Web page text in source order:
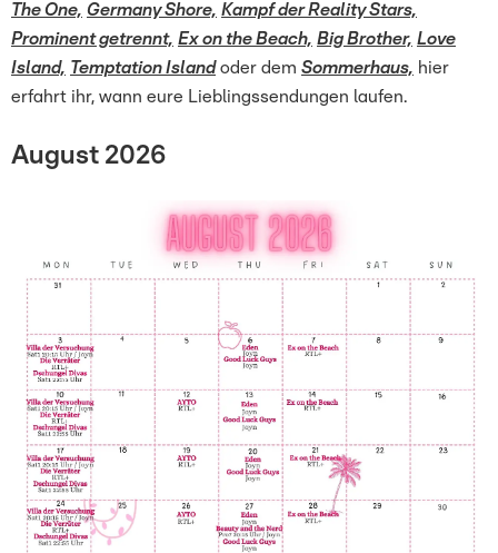
The One, Germany Shore, Kampf der Reality Stars,
Prominent getrennt, Ex on the Beach, Big Brother, Love
Island, Temptation Islandoder dem Sommerhaus, hier
erfahrt ihr, wann eure Lieblingssendungen laufen.
August 2026